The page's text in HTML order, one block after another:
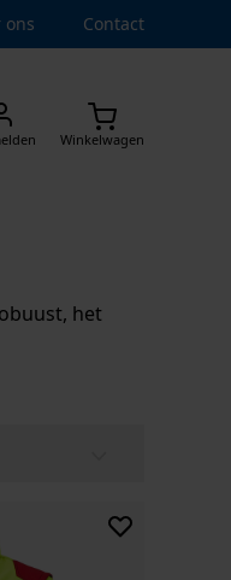
ons Contact
Winkelwagen
het